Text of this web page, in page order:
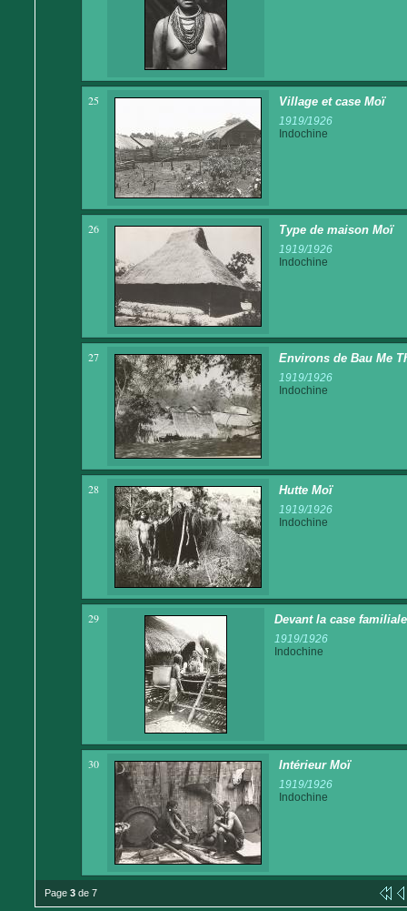
25 Village et case Moï
1919/1926
Indochine
26 Type de maison Moï
1919/1926
Indochine
27 Environs de Bau Me
1919/1926
Indochine
28 Hutte Moï
1919/1926
Indochine
29 Devant la case
1919/1926
Indochine
30 Intérieur Moï
1919/1926
Indochine
Page 3 de 7